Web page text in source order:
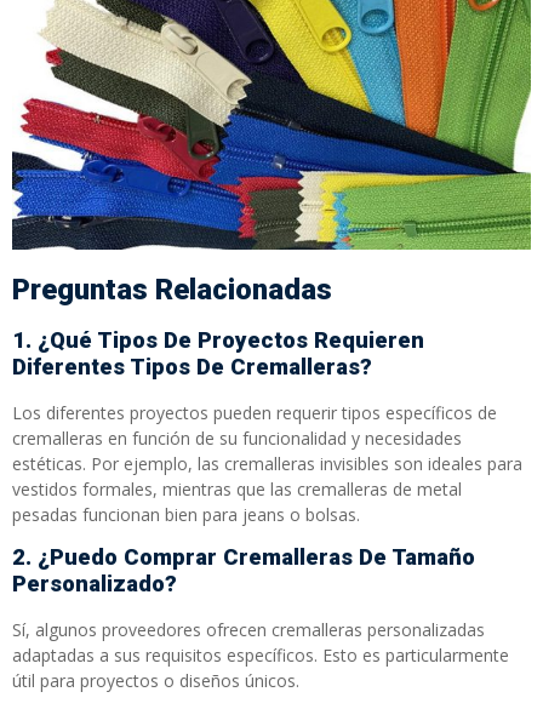
Preguntas Relacionadas
1. ¿Qué Tipos De Proyectos Requieren
Diferentes Tipos De Cremalleras?
Los diferentes proyectos pueden requerir tipos específicos de
cremalleras en función de su funcionalidad y necesidades
estéticas. Por ejemplo, las cremalleras invisibles son ideales para
vestidos formales, mientras que las cremalleras de metal
pesadas funcionan bien para jeans o bolsas.
2. ¿Puedo Comprar Cremalleras De Tamaño
Personalizado?
Sí, algunos proveedores ofrecen cremalleras personalizadas
adaptadas a sus requisitos específicos. Esto es particularmente
útil para proyectos o diseños únicos.